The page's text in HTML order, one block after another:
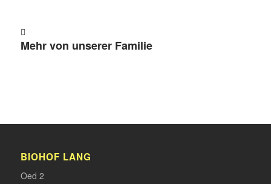
Mehr von unserer Familie
BIOHOF LANG
Oed 2